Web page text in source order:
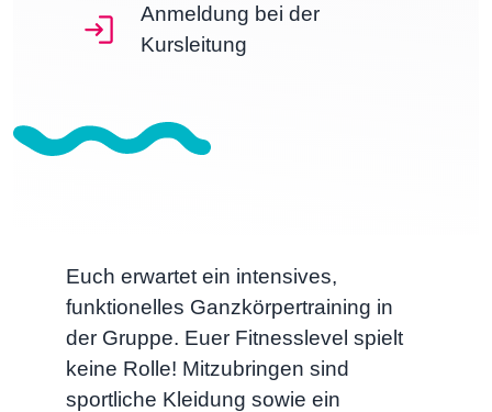
Anmeldung bei der
Kursleitung
Euch erwartet ein intensives,
funktionelles Ganzkörpertraining in
der Gruppe. Euer Fitnesslevel spielt
keine Rolle! Mitzubringen sind
sportliche Kleidung sowie ein